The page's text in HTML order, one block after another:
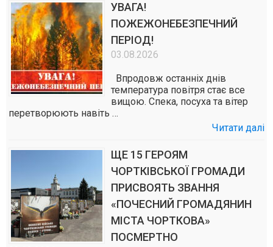
УВАГА!
ПОЖЕЖОНЕБЕЗПЕЧНИЙ
ПЕРІОД!
03.08.2026
Впродовж останніх днів
температура повітря стає все
вищою. Спека, посуха та вітер
перетворюють навіть …
Читати далі
ЩЕ 15 ГЕРОЯМ
ЧОРТКІВСЬКОЇ ГРОМАДИ
ПРИСВОЯТЬ ЗВАННЯ
«ПОЧЕСНИЙ ГРОМАДЯНИН
МІСТА ЧОРТКОВА»
ПОСМЕРТНО